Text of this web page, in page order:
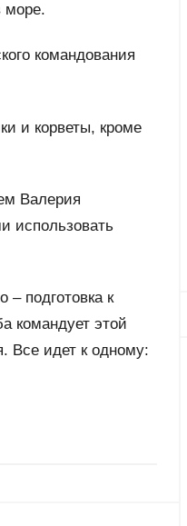
море.
командования
и корветы, кроме
Валерия
использовать
подготовка к
командует этой
Все идет к одному: